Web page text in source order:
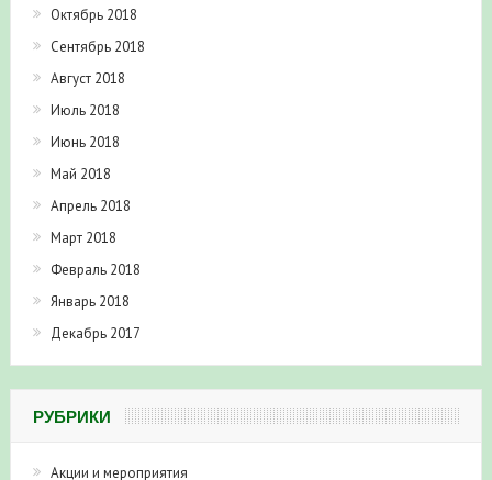
Октябрь 2018
Сентябрь 2018
Август 2018
Июль 2018
Июнь 2018
Май 2018
Апрель 2018
Март 2018
Февраль 2018
Январь 2018
Декабрь 2017
РУБРИКИ
Акции и мероприятия